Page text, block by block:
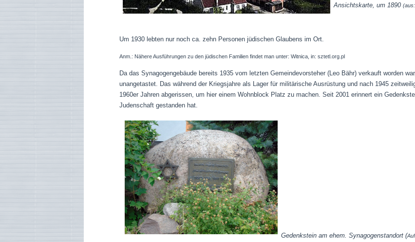
Ansichtskarte, um 1890
Um 1930 lebten nur noch ca. zehn Personen jüdischen Glaubens im Ort.
Anm.: Nähere Ausführungen zu den jüdischen Familien findet man unter: Witnica, in: sztetl.org.pl
Da das Synagogengebäude bereits 1935 vom letzten Gemeindevorsteher (Leo Bähr) verkauft worden
unangetastet. Das während der Kriegsjahre als Lager für militärische Ausrüstung und nach 1945
1960er Jahren abgerissen, um hier einem Wohnblock Platz zu machen. Seit 2001 erinnert ein
Judenschaft gestanden hat.
Gedenkstein am ehem. Synagogenstandort (